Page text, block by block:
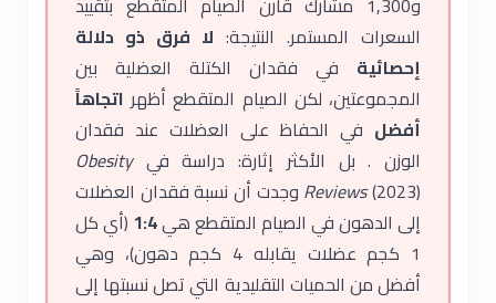
السعرات المستمر. النتيجة: لا فرق ذو دلالة
إحصائية في فقدان الكتلة العضلية بين
المجموعتين، لكن الصيام المتقطع أظهر اتجاهاً
أفضل في الحفاظ على العضلات عند فقدان
الوزن . بل الأكثر إثارة: دراسة فيObesity
Reviews (2023) وجدت أن نسبة فقدان العضلات
إلى الدهون في الصيام المتقطع هي1:4 (أي كل
1 كجم عضلات يقابله 4 كجم دهون)، وهي
أفضل من الحميات التقليدية التي تصل نسبتها إلى